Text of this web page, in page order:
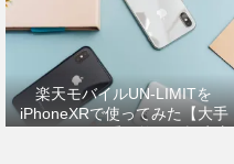
楽天モバイルUN-LIMITを
iPhoneXRで使ってみた【大手
キャリアから乗り換えの設定方